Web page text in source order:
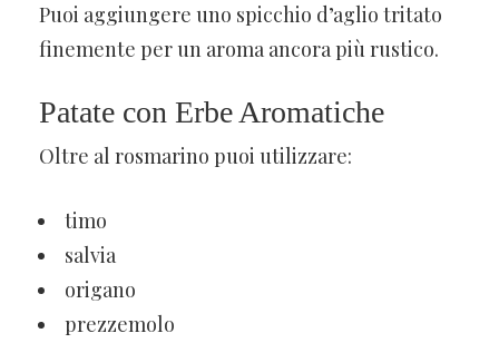
Puoi aggiungere uno spicchio d’aglio tritato
finemente per un aroma ancora più rustico.
Patate con Erbe Aromatiche
Oltre al rosmarino puoi utilizzare:
timo
salvia
origano
prezzemolo